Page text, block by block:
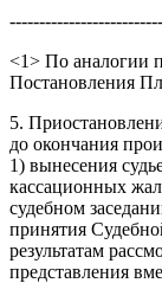
<1> По аналогии
Постановления
5.
до окончания
1) вынесения
кассационных
судебном
принятия
результатам
представления